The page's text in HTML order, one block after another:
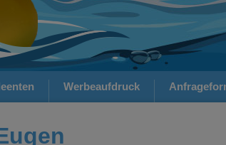
Werbeaufdruck